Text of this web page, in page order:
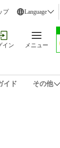
プ Language
イン メニュー
イド その他